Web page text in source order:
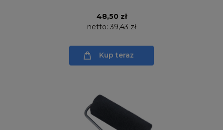
48,50 zł
netto: 39,43 zł
Kup teraz